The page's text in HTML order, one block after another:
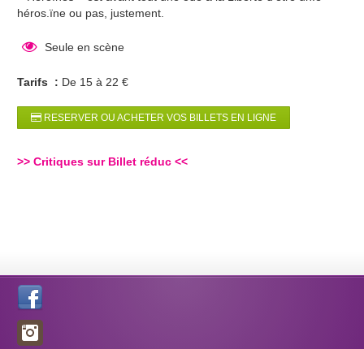
héros.ïne ou pas, justement.
Seule en scène
Tarifs : De 15 à 22 €
RESERVER OU ACHETER VOS BILLETS EN LIGNE
>>Critiques sur Billet réduc <<